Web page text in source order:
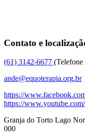
Contato e
(61) 3142-6677 (Telefone
ande@equoterapia.org.br
https://
https://
Granja do Torto Lago
000